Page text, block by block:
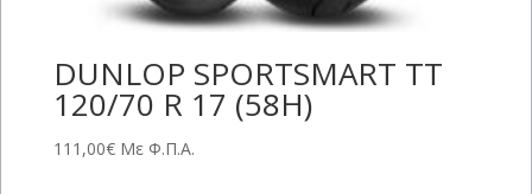
DUNLOP SPORTSMART TT
120/70 R 17 (58H)
111,00€ Με Φ.Π.Α.